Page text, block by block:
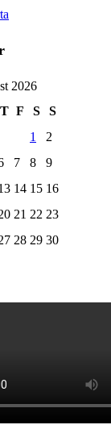
2026
T F S
S
1
2
7 8
9
14 15 16
21 22 23
28 29 30